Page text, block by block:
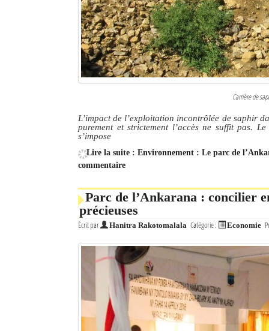
Carrière de
L’impact de l’exploitation incontrôlée de saphir
purement et strictement l’accès ne suffit pas.
s’impose
Lire la suite : Environnement : Le parc de
commentaire
Parc de l’Ankarana : concilier
précieuses
Écrit par Hanitra Rakotomalala Catégorie : Economie